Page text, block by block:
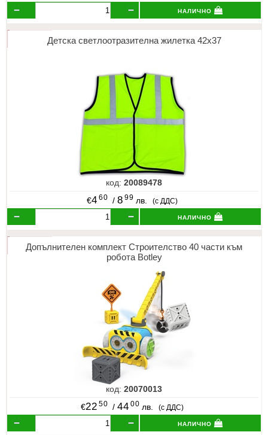
налично
Детска светлоотразителна жилетка 42x37
код: 20089478
€4 60 /8 99 лв. (с ДДС)
налично
Допълнителен комплект Строителство 40 части към
робота Botley
код: 20070013
€22 50 /44 00 лв. (с ДДС)
налично